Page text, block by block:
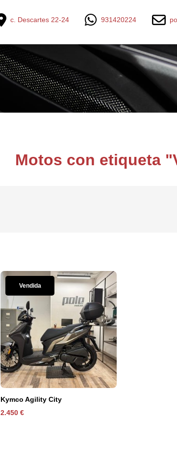
c. Descartes 22-24 931420224
Motos con etiqueta
Vendida
Kymco Agility City
2.450€